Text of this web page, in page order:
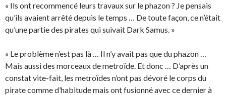
« Ils ont recommencé leurs travaux sur le phazon ? Je pensais
qu’ils avaient arrêté depuis le temps … De toute façon, ce n’était
qu’une partie des pirates qui suivait Dark Samus. »
« Le problème n’est pas là … Il n’y avait pas que du phazon …
Mais aussi des morceaux de metroïde. Et donc … D’après un
constat vite-fait, les metroïdes n’ont pas dévoré le corps du
pirate comme d’habitude mais ont fusionné avec ce dernier à